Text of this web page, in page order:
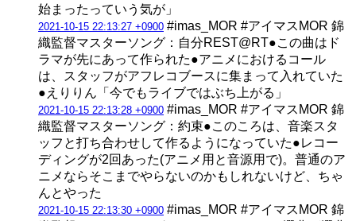
始まったっていう気が」
2021-10-15 22:13:27 +0900 #imas_MOR #アイマスMOR 錦
織監督マスターソング：自分REST@RT●この曲はド
ラマが先にあって作られた●アニメにおけるコール
は、スタッフがアフレコブースに集まって入れていた
●えりりん「今でもライブではぶち上がる」
2021-10-15 22:13:28 +0900 #imas_MOR #アイマスMOR 錦
織監督マスターソング：約束●このころは、音楽スタ
ッフと打ち合わせして作るようになっていた●レコー
ディングが2回あった(アニメ用と音源用で)。普通のア
ニメならそこまでやらないのかもしれないけど、ちゃ
んとやった
2021-10-15 22:13:30 +0900 #imas_MOR #アイマスMOR 錦